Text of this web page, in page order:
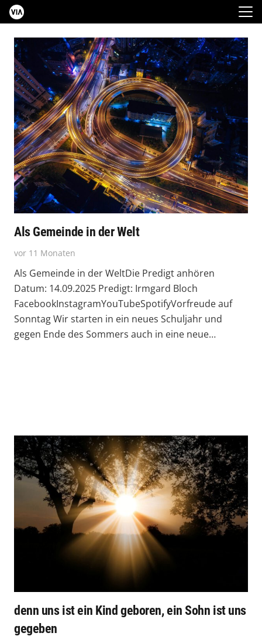
Als Gemeinde in der Welt
vor 11 Monaten
Als Gemeinde in der WeltDie Predigt anhören
Datum: 14.09.2025 Predigt: Irmgard Bloch
FacebookInstagramYouTubeSpotifyVorfreude auf
Sonntag Wir starten in ein neues Schuljahr und
gegen Ende des Sommers auch in eine neue…
denn uns ist ein Kind geboren, ein Sohn ist uns
gegeben